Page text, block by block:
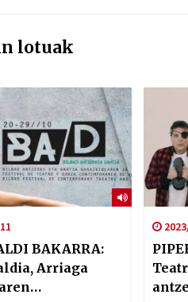
lotuak
BAKARRA:
Arriaga